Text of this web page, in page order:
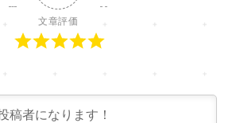
文章評価